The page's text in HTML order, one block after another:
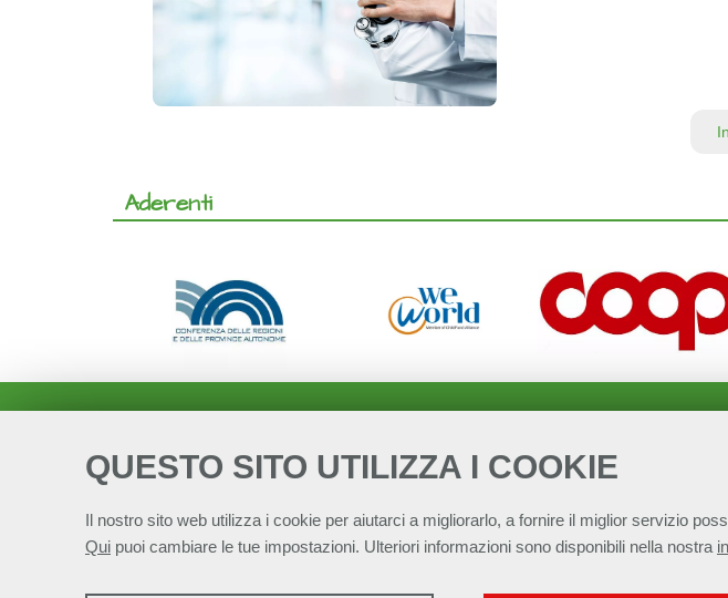
QUESTO SITO UTILIZZA I COOKIE
Il nostro sito web utilizza i cookie per aiutarci a migliorarlo, a fornire il miglior servizio
Qui puoi cambiare le tue impostazioni. Ulteriori informazioni sono disponibili nella nostra
Aderenti